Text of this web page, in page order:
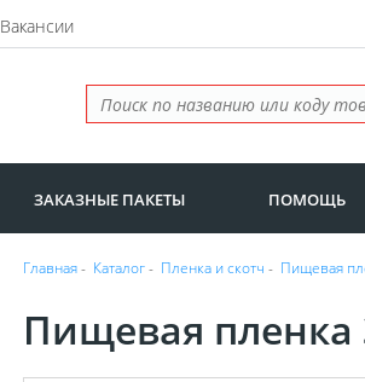
Вакансии
ЗАКАЗНЫЕ ПАКЕТЫ ПОМОЩЬ
Главная- Каталог- Пленка и скотч - Пищевая
Пищевая пленка